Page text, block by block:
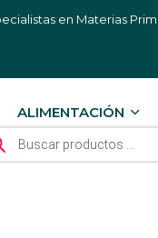
en Materias
ALIMENTACIÓN
DE PRODUCTOS